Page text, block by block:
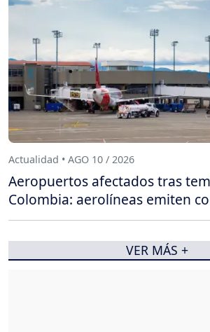
Actualidad • AGO 10 / 2026
Aeropuertos afectados tras
Colombia: aerolíneas emiten
VER MÁS +